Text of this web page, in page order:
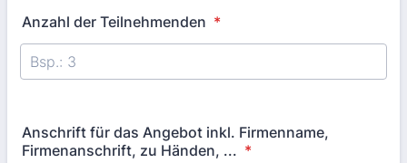
Anzahl der Teilnehmenden *
Anschrift für das Angebot inkl. Firmenname,
Firmenanschrift, zu Händen, ... *